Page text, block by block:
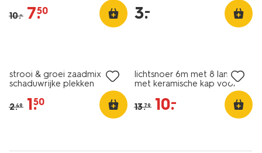
10.– 7.
50 3.
–
strooi & groei zaadmix
schaduwrijke plekken
2.49 1.
50
lichtsnoer 6m met 8 lampjes
met keramische kap voor
13.79 10.
–